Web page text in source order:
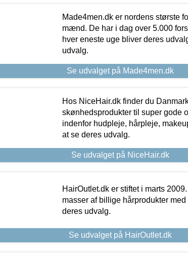
Made4men.dk er nordens største
mænd. De har i dag over 5.000
hver eneste uge bliver deres
udvalg.
Se udvalget på Made4men.dk
Hos NiceHair.dk finder du
skønhedsprodukter til super gode
indenfor hudpleje, hårpleje,
at se deres udvalg.
Se udvalget på NiceHair.dk
HairOutlet.dk er stiftet i marts
masser af billige hårprodukter
deres udvalg.
Se udvalget på HairOutlet.dk